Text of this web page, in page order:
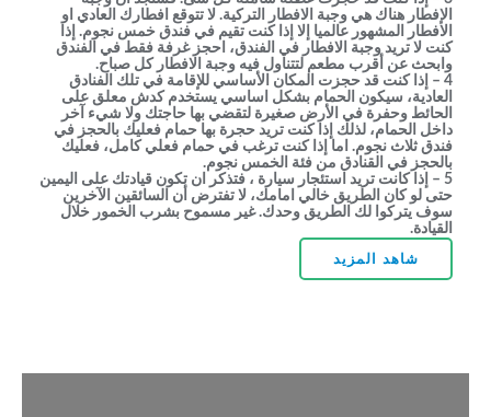
الإفطار هناك هي وجبة الافطار التركية. لا تتوقع افطارك العادي او
الافطار المشهور عالميا إلا إذا كنت تقيم في فندق خمس نجوم. إذا
كنت لا تريد وجبة الافطار في الفندق، احجز غرفة فقط في الفندق
وابحث عن أقرب مطعم لتتناول فيه وجبة الافطار كل صباح.
4 – إذا كنت قد حجزت المكان الأساسي للإقامة في تلك الفنادق
العادية، سيكون الحمام بشكل اساسي يستخدم كدش معلق على
الحائط وحفرة في الأرض صغيرة لتقضي بها حاجتك ولا شيء آخر
داخل الحمام، لذلك إذا كنت تريد حجرة بها حمام فعليك بالحجز في
فندق ثلاث نجوم. اما إذا كنت ترغب في حمام فعلي كامل، فعليك
بالحجز في القنادق من فئة الخمس نجوم.
5 – إذا كانت تريد استئجار سيارة ، فتذكر ان تكون قيادتك على اليمين
حتى لو كان الطريق خالي امامك، لا تفترض أن السائقين الآخرين
سوف يتركوا لك الطريق وحدك. غير مسموح بشرب الخمور خلال
القيادة.
شاهد المزيد